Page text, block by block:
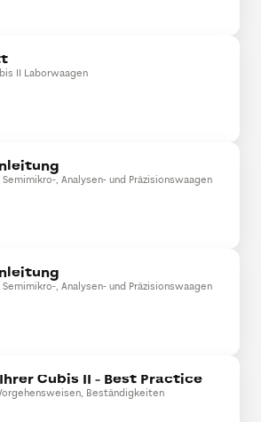
II Laborwaagen
Semimikro-, Analysen- und Präzisionswaagen
Semimikro-, Analysen- und Präzisionswaagen
Cubis II - Best Practice
Beständigkeiten